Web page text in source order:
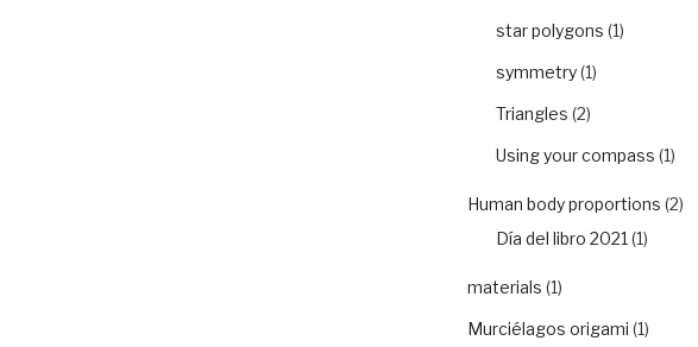
star polygons (1)
symmetry(1)
Triangles (2)
Using your compass (1)
Human body proportions (2)
Día del libro 2021 (1)
materials (1)
Murciélagos origami (1)